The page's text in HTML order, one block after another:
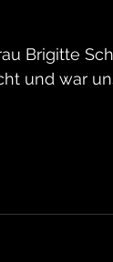
Brigitte
und war